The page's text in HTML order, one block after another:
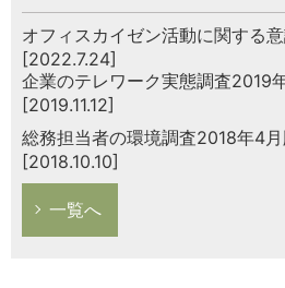
オフィスカイゼン活動に関する
[2022.7.24]
企業のテレワーク実態調査2019
[2019.11.12]
総務担当者の環境調査2018年4月
[2018.10.10]
一覧へ